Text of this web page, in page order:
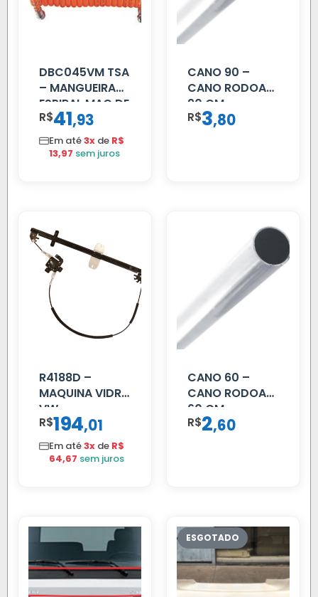
DBC045VM TSA
– MANGUEIRA
ESPIRAL MAO DE
AMIGO UNIV 16
MM 4.5MTS
VERMELHA
R$41,93
Em até3x de R$
13,97 sem juros
CANO 90 –
CANO RODOAR
90 CM
R$3,80
R4188D –
MAQUINA VIDRO
VW
CONSTELLATION
MANUAL LD
R$194,01
Em até3x de R$
64,67 sem juros
CANO 60 –
CANO RODOAR
60 CM
R$2,60